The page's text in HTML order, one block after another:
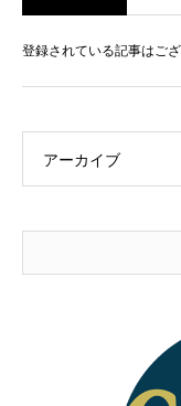
登録されている記事はござ
アーカイブ